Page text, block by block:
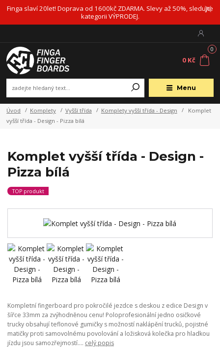
Finga slaví 20let! Doprava od 1600kč ZDARMA. Slevy až 50%, sledujte
kategorii VÝPRODEJ.
Menu
0
0 Kč
Úvod Komplety Vyšší třída Komplety vyšší třída - Design
Komplet
vyšší třída - Design - Pizza bílá
Komplet vyšší třída - Design -
Pizza bílá
TOP produkt
Kompletní fingerboard pro pokročilé jezdce s deskou z edice Design v
šířce 33mm za zvýhodněnou cenu! Poloprofesionální jedno osičkové
trucky obsahují teflonové gumičky s možností naklápění trucků, pojistné
matičky proti samovolnému povolování a ložisková kolečka pro hladkou
jízdu jsou samozřejmostí.... celý popis